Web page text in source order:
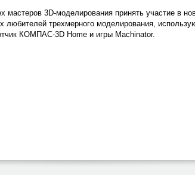
мастеров 3D-моделирования принять участие в
любителей трехмерного моделирования,
КОМПАС-3D Home и игры Machinator.